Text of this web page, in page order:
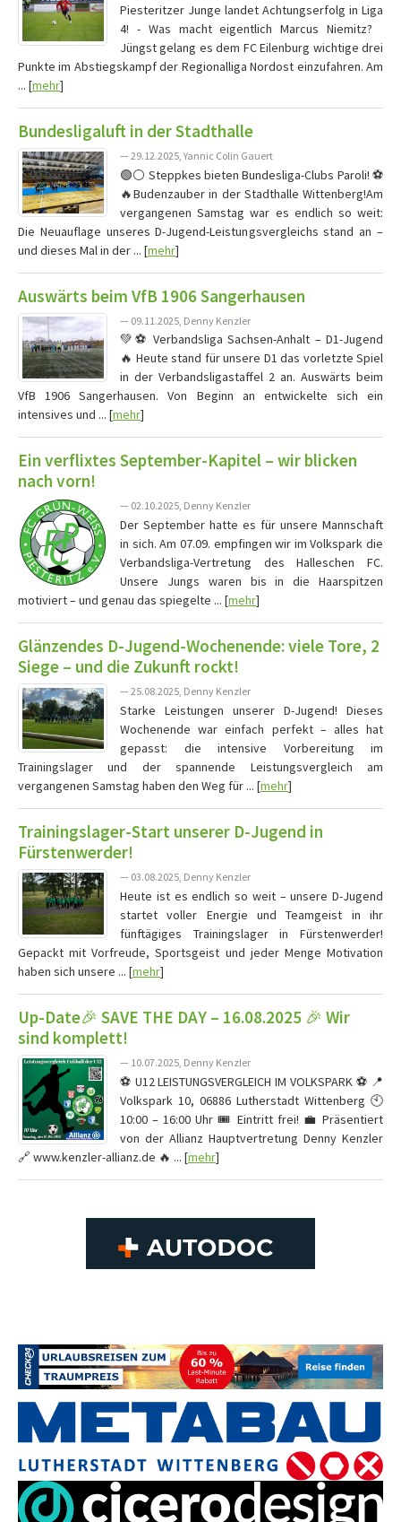
Piesteritzer Junge landet Achtungserfolg in Liga
4! - Was macht eigentlich Marcus Niemitz?
Jüngst gelang es dem FC Eilenburg wichtige drei
Punkte im Abstiegskampf der Regionalliga Nordost einzufahren. Am
... [mehr]
Bundesligaluft in der Stadthalle
— 29.12.2025, Yannic Colin Gauert
🟢⚪ Steppkes bieten Bundesliga-Clubs Paroli! ⚽
🔥Budenzauber in der Stadthalle Wittenberg!Am
vergangenen Samstag war es endlich so weit:
Die Neuauflage unseres D-Jugend-Leistungsvergleichs stand an –
und dieses Mal in der ... [mehr]
Auswärts beim VfB 1906 Sangerhausen
— 09.11.2025, Denny Kenzler
💚⚽️ Verbandsliga Sachsen-Anhalt – D1-Jugend
🔥 Heute stand für unsere D1 das vorletzte Spiel
in der Verbandsligastaffel 2 an. Auswärts beim
VfB 1906 Sangerhausen. Von Beginn an entwickelte sich ein
intensives und ... [mehr]
Ein verflixtes September-Kapitel – wir blicken
nach vorn!
— 02.10.2025, Denny Kenzler
Der September hatte es für unsere Mannschaft
in sich. Am 07.09. empfingen wir im Volkspark die
Verbandsliga-Vertretung des Halleschen FC.
Unsere Jungs waren bis in die Haarspitzen
motiviert – und genau das spiegelte ... [mehr]
Glänzendes D-Jugend-Wochenende: viele Tore, 2
Siege – und die Zukunft rockt!
— 25.08.2025, Denny Kenzler
Starke Leistungen unserer D-Jugend! Dieses
Wochenende war einfach perfekt – alles hat
gepasst: die intensive Vorbereitung im
Trainingslager und der spannende Leistungsvergleich am
vergangenen Samstag haben den Weg für ... [mehr]
Trainingslager-Start unserer D-Jugend in
Fürstenwerder!
— 03.08.2025, Denny Kenzler
Heute ist es endlich so weit – unsere D-Jugend
startet voller Energie und Teamgeist in ihr
fünftägiges Trainingslager in Fürstenwerder!
Gepackt mit Vorfreude, Sportsgeist und jeder Menge Motivation
haben sich unsere ... [mehr]
Up-Date🎉 SAVE THE DAY – 16.08.2025 🎉 Wir
sind komplett!
— 10.07.2025, Denny Kenzler
⚽ U12 LEISTUNGSVERGLEICH IM VOLKSPARK ⚽ 📍
Volkspark 10, 06886 Lutherstadt Wittenberg 🕙
10:00 – 16:00 Uhr 🎟️ Eintritt frei! 💼 Präsentiert
von der Allianz Hauptvertretung Denny Kenzler
🔗 www.kenzler-allianz.de 🔥 ... [mehr]